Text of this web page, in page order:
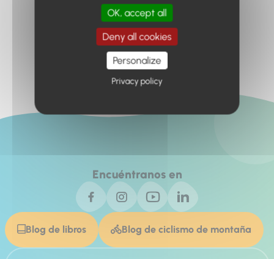
Retour à l'accueil
Encuéntranos en
Blog de libros Blog de ciclismo de montaña
OK, accept all
Deny all cookies
Personalize
Privacy policy